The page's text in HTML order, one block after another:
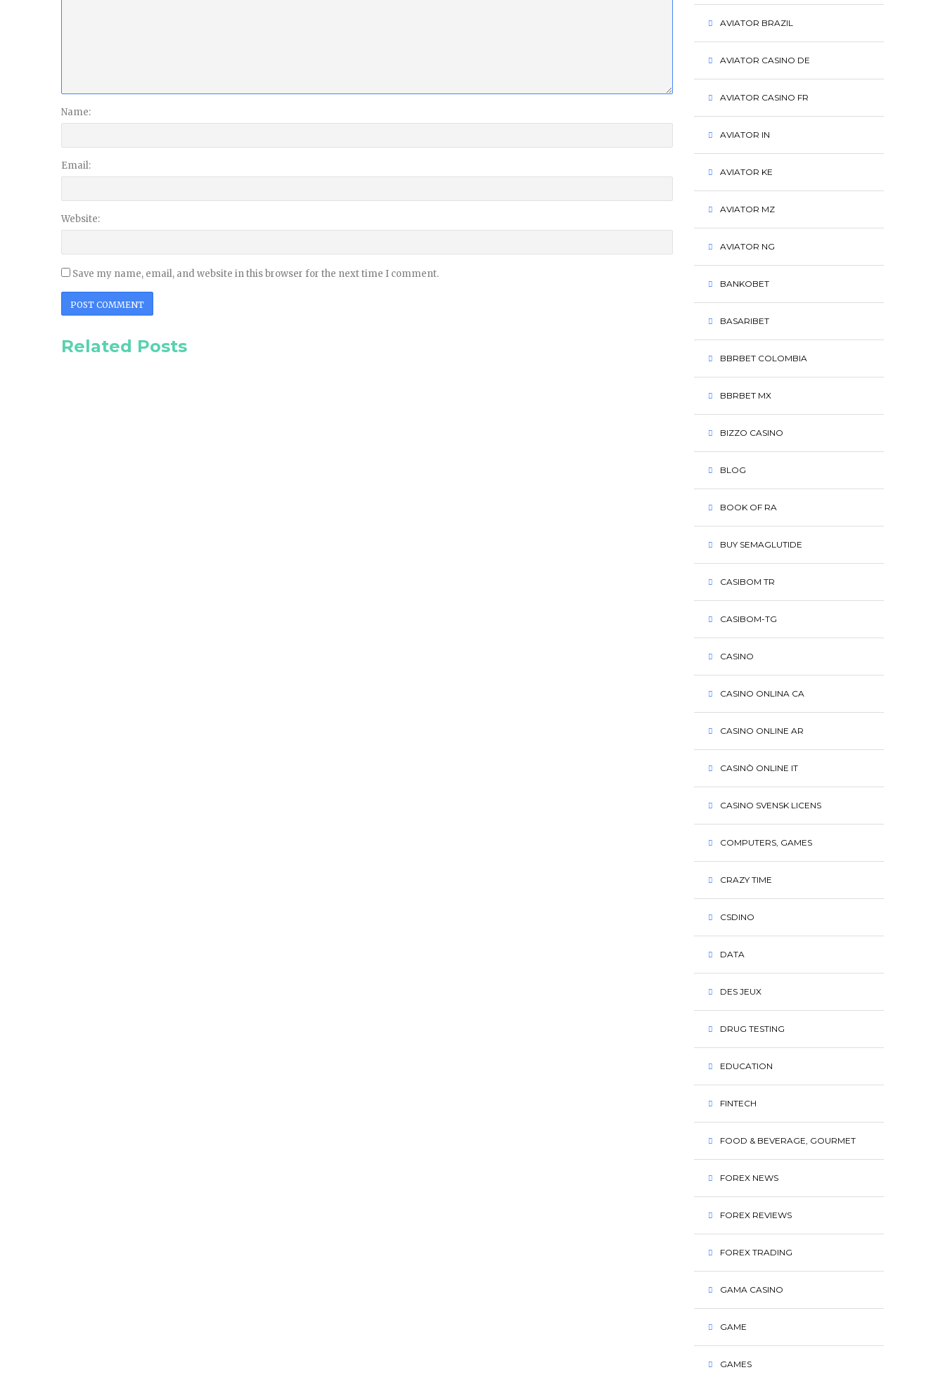
AVIATOR BRAZIL
AVIATOR CASINO DE
AVIATOR CASINO FR
AVIATOR IN
AVIATOR KE
AVIATOR MZ
AVIATOR NG
BANKOBET
BASARIBET
BBRBET COLOMBIA
BBRBET MX
BIZZO CASINO
BLOG
BOOK OF RA
BUY SEMAGLUTIDE
CASIBOM TR
CASIBOM-TG
CASINO
CASINO ONLINA CA
CASINO ONLINE AR
CASINÒ ONLINE IT
CASINO SVENSK LICENS
COMPUTERS, GAMES
CRAZY TIME
CSDINO
DATA
DES JEUX
DRUG TESTING
EDUCATION
FINTECH
FOOD & BEVERAGE, GOURMET
FOREX NEWS
FOREX REVIEWS
FOREX TRADING
GAMA CASINO
GAME
GAMES
Name:
Email:
Website:
Save my name, email, and website in this browser for the next time I comment.
Related Posts